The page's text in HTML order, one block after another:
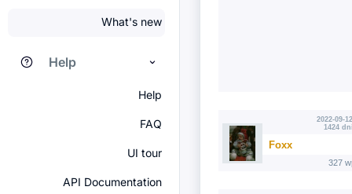
What's new
Help
Help
FAQ
UI tour
API Documentation
2022-09-
1424
Foxx
327